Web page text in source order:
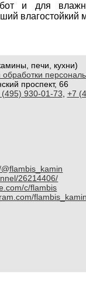
и для
влагостойкий
печи, кухни)
проспект, 66
(495) 930-01-73, +7
26214406/
c/flambis